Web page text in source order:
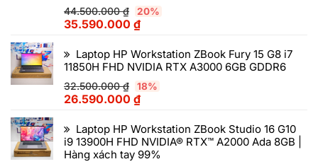
44.500.000₫ 20%
35.590.000 ₫
Laptop HP Workstation ZBook Fury 15 G8 i7
11850H FHD NVIDIA RTX A3000 6GB GDDR6
32.500.000₫ 18%
26.590.000 ₫
Laptop HP Workstation ZBook Studio 16 G10
i9 13900H FHD NVIDIA® RTX™ A2000 Ada 8GB |
Hàng xách tay 99%